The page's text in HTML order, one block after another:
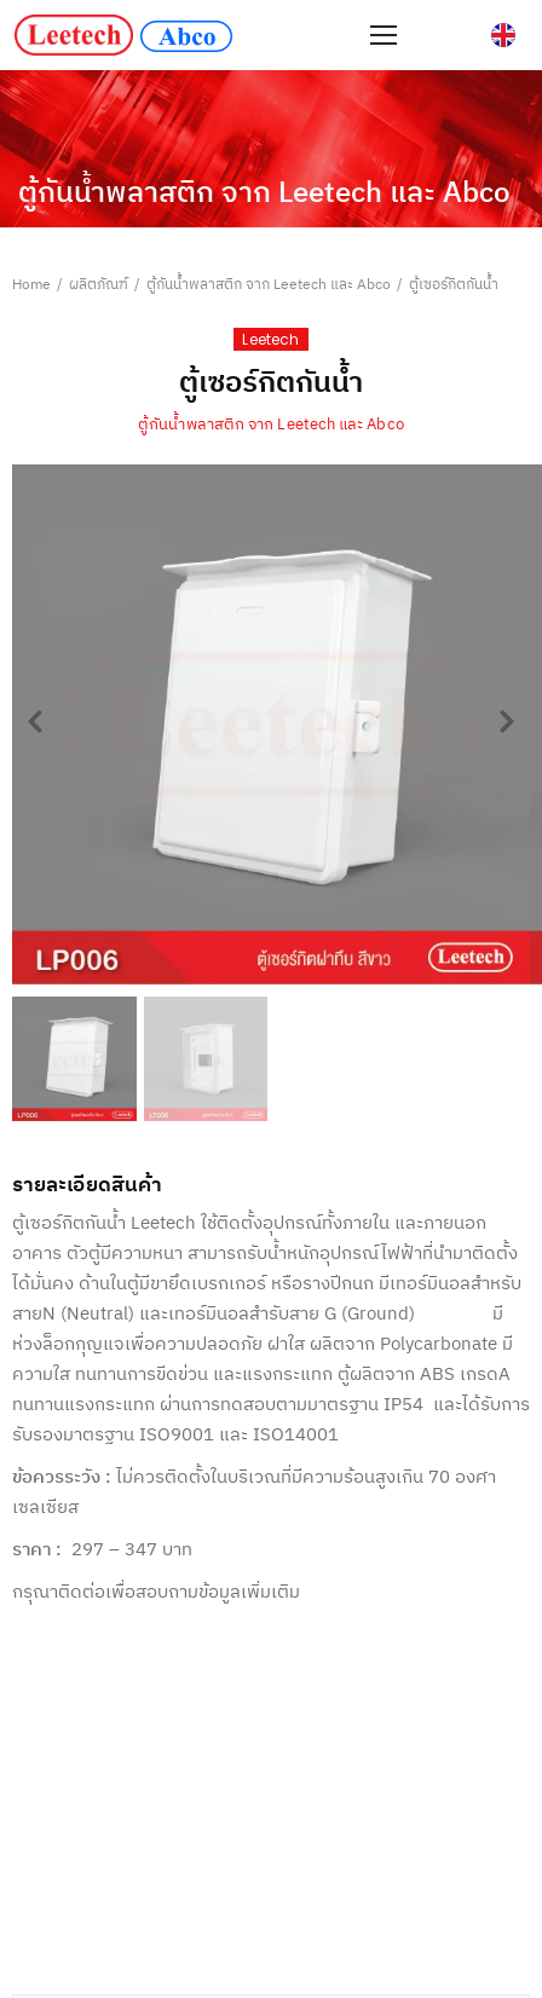
ตู้กันน้ำพลาสติก จาก Leetech และ Abco
Home / ผลิตภัณฑ์ / ตู้กันน้ำพลาสติก จาก Leetech และ Abco / ตู้เซอร์กิตกันน้ำ
Leetech
ตู้เซอร์กิตกันน้ำ
ตู้กันน้ำพลาสติก จาก Leetech และ Abco
รายละเอียดสินค้า
ตู้เซอร์กิตกันน้ำ Leetech ใช้ติดตั้งอุปกรณ์ทั้งภายใน และภายนอก
อาคาร ตัวตู้มีความหนา สามารถรับน้ำหนักอุปกรณ์ไฟฟ้าที่นำมาติดตั้ง
ได้มั่นคง ด้านในตู้มีขายึดเบรกเกอร์ หรือรางปีกนก มีเทอร์มินอลสำหรับ
สายN (Neutral) และเทอร์มินอลสำรับสาย G (Ground) มี
ห่วงล็อกกุญแจเพื่อความปลอดภัย ฝาใส ผลิตจาก Polycarbonate มี
ความใส ทนทานการขีดข่วน และแรงกระแทก ตู้ผลิตจาก ABS เกรดA
ทนทานแรงกระแทก ผ่านการทดสอบตามมาตรฐาน IP54 และได้รับการ
รับรองมาตรฐาน ISO9001 และ ISO14001
ข้อควรระวัง : ไม่ควรติดตั้งในบริเวณที่มีความร้อนสูงเกิน 70 องศา
เซลเซียส
ราคา : 297 – 347 บาท
กรุณาติดต่อเพื่อสอบถามข้อมูลเพิ่มเติม